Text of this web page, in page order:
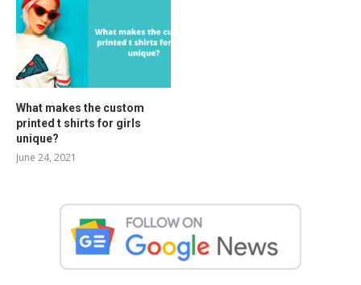
What makes the custom
printed t shirts for girls
unique?
June 24, 2021